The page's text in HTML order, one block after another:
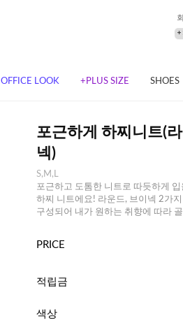
OFFICE LOOK +PLUS SIZE SHOES
포근하게 하찌니트(
넥)
S,M,L
포근하고 도톰한 니트로 따듯하게
하찌 니트에요! 라운드, 브이넥 2가
구성되어 내가 원하는 취향에 따라
PRICE
적립금
색상